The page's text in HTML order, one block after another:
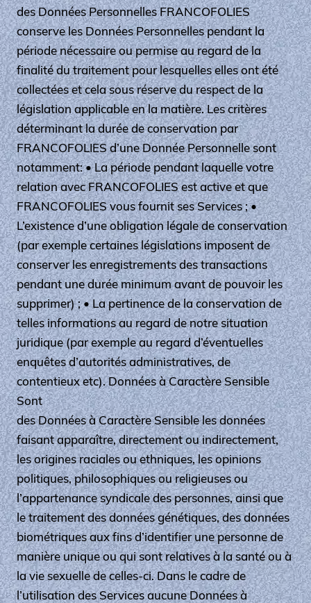
des Données Personnelles FRANCOFOLIES
conserve les Données Personnelles pendant la
période nécessaire ou permise au regard de la
finalité du traitement pour lesquelles elles ont été
collectées et cela sous réserve du respect de la
législation applicable en la matière. Les critères
déterminant la durée de conservation par
FRANCOFOLIES d’une Donnée Personnelle sont
notamment: • La période pendant laquelle votre
relation avec FRANCOFOLIES est active et que
FRANCOFOLIES vous fournit ses Services ; •
L’existence d’une obligation légale de conservation
(par exemple certaines législations imposent de
conserver les enregistrements des transactions
pendant une durée minimum avant de pouvoir les
supprimer) ; • La pertinence de la conservation de
telles informations au regard de notre situation
juridique (par exemple au regard d’éventuelles
enquêtes d’autorités administratives, de
contentieux etc). Données à Caractère Sensible
Sont
des Données à Caractère Sensible les données
faisant apparaître, directement ou indirectement,
les origines raciales ou ethniques, les opinions
politiques, philosophiques ou religieuses ou
l’appartenance syndicale des personnes, ainsi que
le traitement des données génétiques, des données
biométriques aux fins d’identifier une personne de
manière unique ou qui sont relatives à la santé ou à
la vie sexuelle de celles-ci. Dans le cadre de
l’utilisation des Services aucune Données à